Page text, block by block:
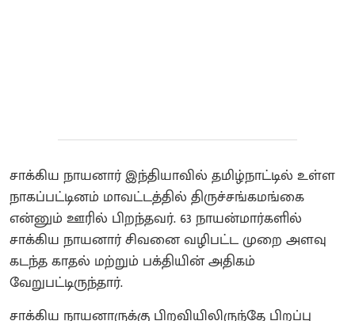
சாக்கிய நாயனார் இந்தியாவில் தமிழ்நாட்டில் உள்ள
நாகப்பட்டினம் மாவட்டத்தில் திருச்சங்கமங்கை
என்னும் ஊரில் பிறந்தவர். 63 நாயன்மார்களில்
சாக்கிய நாயனார் சிவனை வழிபட்ட முறை அளவு
கடந்த காதல் மற்றும் பக்தியின் அதிகம்
வேறுபட்டிருந்தார்.
சாக்கிய நாயனாருக்கு பிறவியிலிருந்தே பிறப்பு